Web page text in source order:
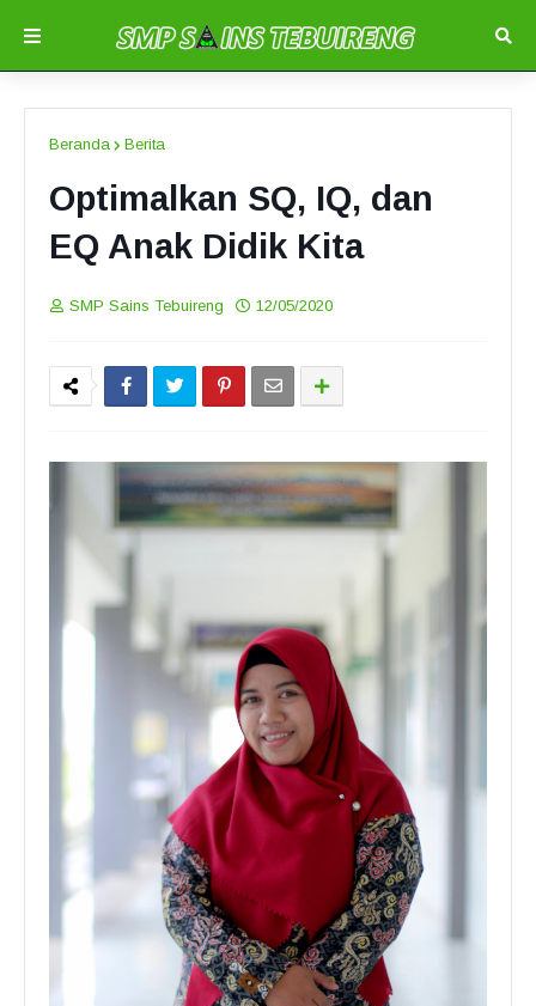
Beranda Berita
Optimalkan SQ, IQ, dan
EQ Anak Didik Kita
SMP Sains Tebuireng 12/05/2020